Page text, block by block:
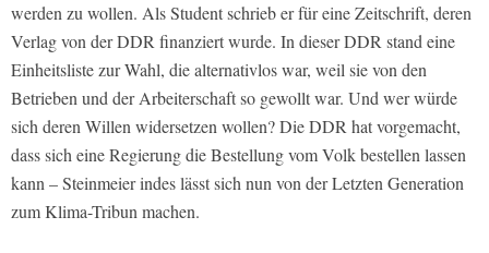
werden zu wollen. Als Student schrieb er für eine Zeitschrift, deren
Verlag von der DDR finanziert wurde. In dieser DDR stand eine
Einheitsliste zur Wahl, die alternativlos war, weil sie von den
Betrieben und der Arbeiterschaft so gewollt war. Und wer würde
sich deren Willen widersetzen wollen? Die DDR hat vorgemacht,
dass sich eine Regierung die Bestellung vom Volk bestellen lassen
kann – Steinmeier indes lässt sich nun von der Letzten Generation
zum Klima-Tribun machen.